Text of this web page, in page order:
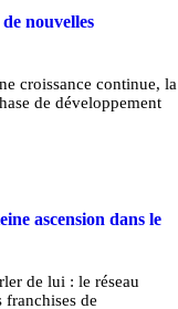
nouvelles
croissance continue, la
de développement
ascension dans le
de lui : le réseau
franchises de